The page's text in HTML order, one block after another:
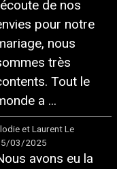
de nos
pour notre
nous
très
Tout le
a ...
et Laurent Le
03/2025
avons eu la